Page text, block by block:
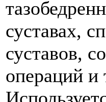
суставах,
суставов,
операций и